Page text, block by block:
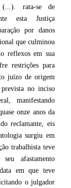
(...). rata-se de
esta Justiça
por danos
que culminou
reflexos em sua
restrições para
juízo de origem
no inciso
manifestando
onze anos da
reclamante, eis
surgiu em
trabalhista teve
afastamento
em que teve
o julgador